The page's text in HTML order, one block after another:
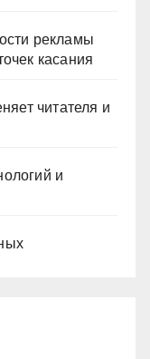
рекламы
касания
читателя и
и